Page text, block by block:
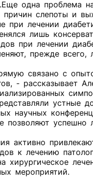
одна проблема
причин слепоты и
при лечении
лишь
при лечении
прежде
связано с
- рассказывает
устные
научных
позволяют
активно
к лечению
хирургическое
мероприятий.